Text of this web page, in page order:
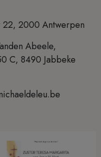
22, 2000 Antwerpen
Abeele,
C, 8490 Jabbeke